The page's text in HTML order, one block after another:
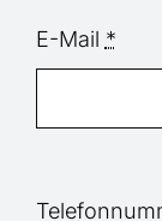
E-Mail *